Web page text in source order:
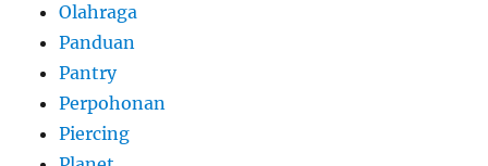
Olahraga
Panduan
Pantry
Perpohonan
Piercing